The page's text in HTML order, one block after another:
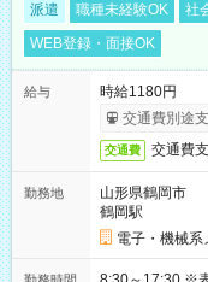
派遣 職種未経験OK 社
WEB登録・面接OK
給与
時給1180円
交通費別途
交通費 交通費
勤務地
山形県鶴岡市
鶴岡駅
電子・機械系